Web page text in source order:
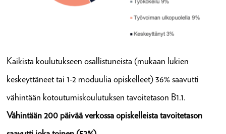
Kaikista koulutukseen osallistuneista (mukaan lukien
keskeyttäneet tai 1-2 moduulia opiskelleet) 36% saavutti
vähintään kotoutumiskoulutuksen tavoitetason B1.1.
Vähintään 200 päivää verkossa opiskelleista tavoitetason